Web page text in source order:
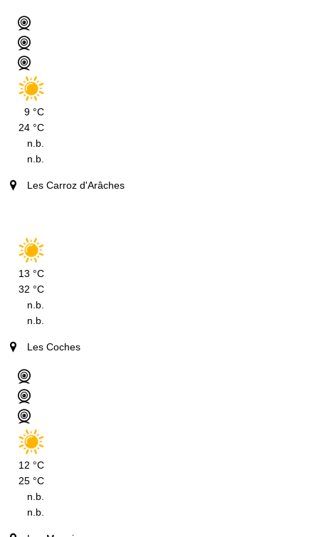
9 °C
24 °C
n.b.
n.b.
Les Carroz d'Arâches
13 °C
32 °C
n.b.
n.b.
Les Coches
12 °C
25 °C
n.b.
n.b.